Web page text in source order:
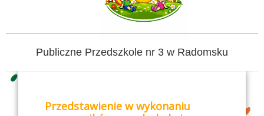
Publiczne Przedszkole nr 3 w Radomsku
Przedstawienie w wykonaniu